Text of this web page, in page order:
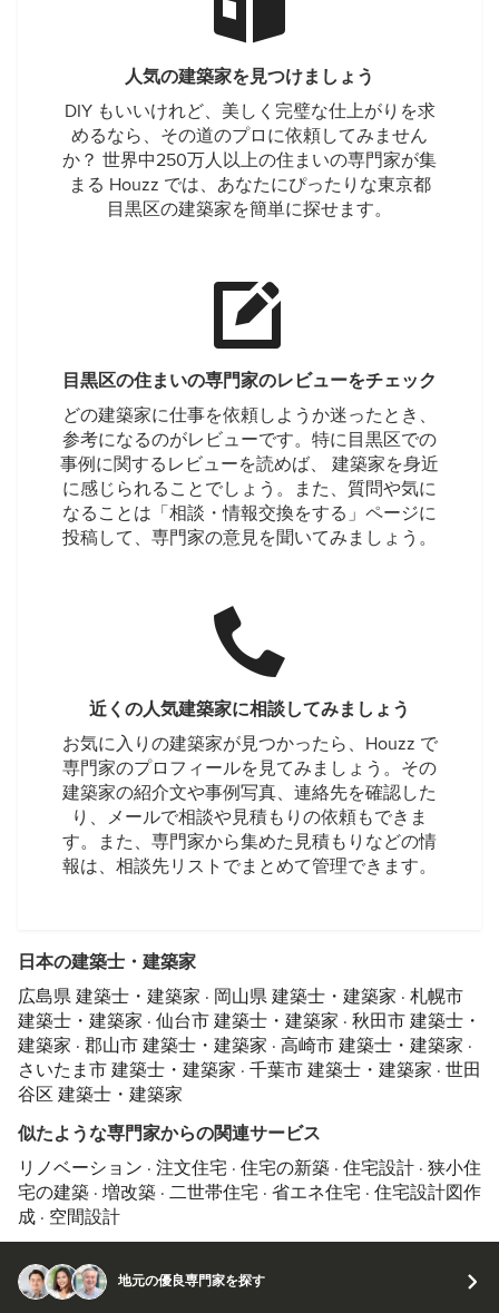
人気の建築家を見つけましょう
DIY もいいけれど、美しく完璧な仕上がりを求
めるなら、その道のプロに依頼してみません
か？ 世界中250万人以上の住まいの専門家が集
まる Houzz では、あなたにぴったりな東京都
目黒区の建築家を簡単に探せます。
目黒区の住まいの専門家のレビューをチェック
どの建築家に仕事を依頼しようか迷ったとき、
参考になるのがレビューです。特に目黒区での
事例に関するレビューを読めば、 建築家を身近
に感じられることでしょう。また、質問や気に
なることは「相談・情報交換をする」ページに
投稿して、専門家の意見を聞いてみましょう。
近くの人気建築家に相談してみましょう
お気に入りの建築家が見つかったら、Houzz で
専門家のプロフィールを見てみましょう。その
建築家の紹介文や事例写真、連絡先を確認した
り、メールで相談や見積もりの依頼もできま
す。また、専門家から集めた見積もりなどの情
報は、相談先リストでまとめて管理できます。
日本の建築士・建築家
広島県 建築士・建築家 · 岡山県 建築士・建築家 · 札幌市
建築士・建築家 · 仙台市 建築士・建築家 · 秋田市 建築士・
建築家 · 郡山市 建築士・建築家 · 高崎市 建築士・建築家 ·
さいたま市 建築士・建築家 · 千葉市 建築士・建築家 · 世田
谷区 建築士・建築家
似たような専門家からの関連サービス
リノベーション · 注文住宅 · 住宅の新築 · 住宅設計 · 狭小住
宅の建築 · 増改築 · 二世帯住宅 · 省エネ住宅 · 住宅設計図作
成 · 空間設計
地元の優良専門家を探す
© 2026 Houzz Inc.